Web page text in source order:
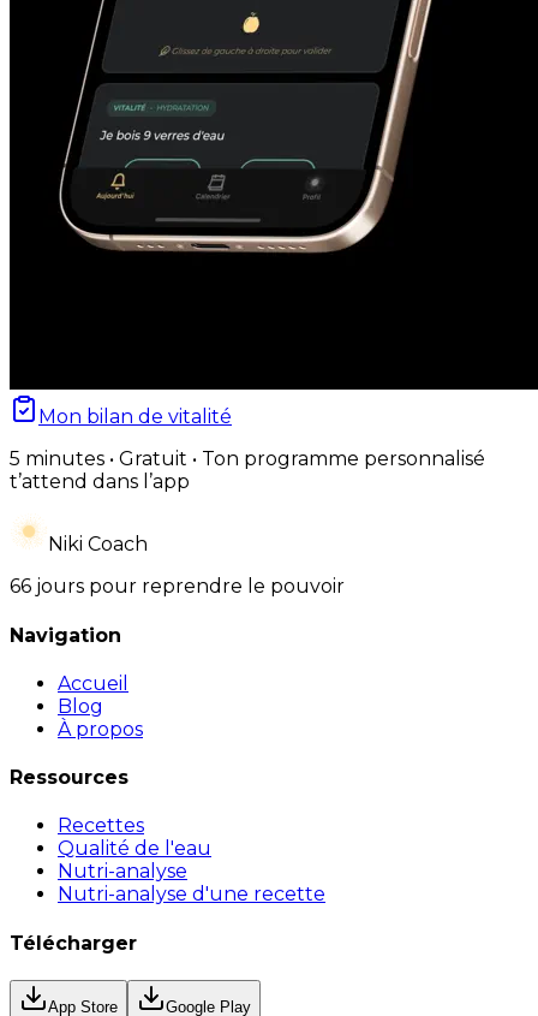
Mon bilan de vitalité
5 minutes • Gratuit • Ton programme personnalisé
t’attend dans l’app
Niki Coach
66 jours pour reprendre le pouvoir
Navigation
Accueil
Blog
À propos
Ressources
Recettes
Qualité de l'eau
Nutri-analyse
Nutri-analyse d'une recette
Télécharger
App Store Google Play